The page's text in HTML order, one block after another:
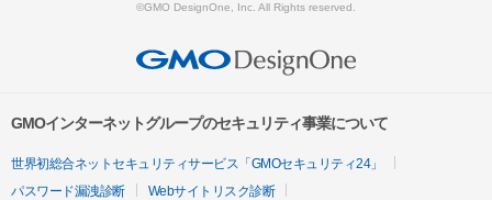
©GMO DesignOne, Inc. All Rights reserved.
GMOインターネットグループのセキュリティ事業について
世界初総合ネットセキュリティサービス「GMOセキュリティ24」
パスワード漏洩診断
Webサイトリスク診断